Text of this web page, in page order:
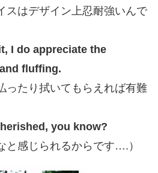
スはデザイン上忍耐強いんで
I do appreciate the
fluffing.
ったり拭いてもらえれば有難
you know?
と感じられるからです….）